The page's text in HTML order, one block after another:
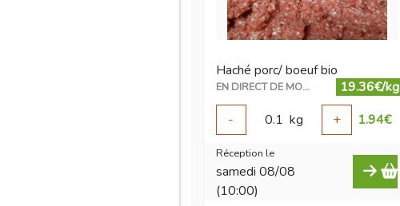
Haché porc/ boeuf bio
EN DIRECT DE MON ÉLEVAGE
19.36€/kg
-
0.1 kg + 1.94€
Réception le
samedi 08/08
(10:00)